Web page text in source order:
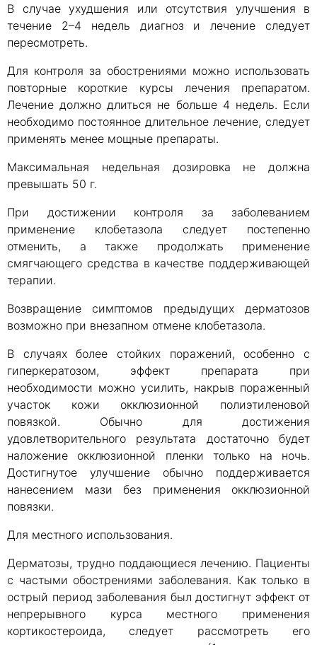
В случае ухудшения или отсутствия улучшения в
течение 2–4 недель диагноз и лечение следует
пересмотреть.
Для контроля за обострениями можно использовать
повторные короткие курсы лечения препаратом.
Лечение должно длиться не больше 4 недель. Если
необходимо постоянное длительное лечение, следует
применять менее мощные препараты.
Максимальная недельная дозировка не должна
превышать 50 г.
При достижении контроля за заболеванием
применение клобетазола следует постепенно
отменить, а также продолжать применение
смягчающего средства в качестве поддерживающей
терапии.
Возвращение симптомов предыдущих дерматозов
возможно при внезапном отмене клобетазола.
В случаях более стойких поражений, особенно с
гиперкератозом, эффект препарата при
необходимости можно усилить, накрыв пораженный
участок кожи окклюзионной полиэтиленовой
повязкой. Обычно для достижения
удовлетворительного результата достаточно будет
наложение окклюзионной пленки только на ночь.
Достигнутое улучшение обычно поддерживается
нанесением мази без применения окклюзионной
повязки.
Для местного использования.
Дерматозы, трудно поддающиеся лечению. Пациенты
с частыми обострениями заболевания. Как только в
острый период заболевания был достигнут эффект от
непрерывного курса местного применения
кортикостероида, следует рассмотреть его